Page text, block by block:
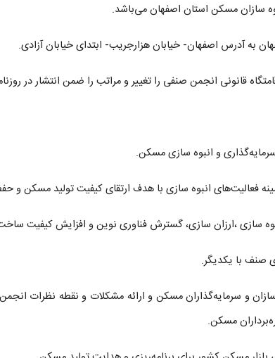
سازان مسکن استان اصفهان می‌باشد.
به آدرس اصفهان- خیابان هزارجریب- ابتدای خیابان آزادی.
قانونی انجمن صنفی را تغییر و مراتب را ضمن انتشار در
سازان و سرمایه‌گذاران مسکن و ارائه مشکلات و نقطه نظرات
مسکن.